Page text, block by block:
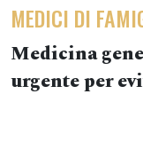
MEDICI DI
Medicina
urgente per